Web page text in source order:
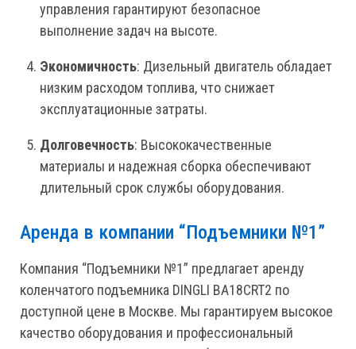
управления гарантируют безопасное
выполнение задач на высоте.
Экономичность: Дизельный двигатель обладает
низким расходом топлива, что снижает
эксплуатационные затраты.
Долговечность: Высококачественные
материалы и надежная сборка обеспечивают
длительный срок службы оборудования.
Аренда в компании “Подъемники №1”
Компания “Подъемники №1” предлагает аренду
коленчатого подъемника DINGLI BA18CRT2 по
доступной цене в Москве. Мы гарантируем высокое
качество оборудования и профессиональный